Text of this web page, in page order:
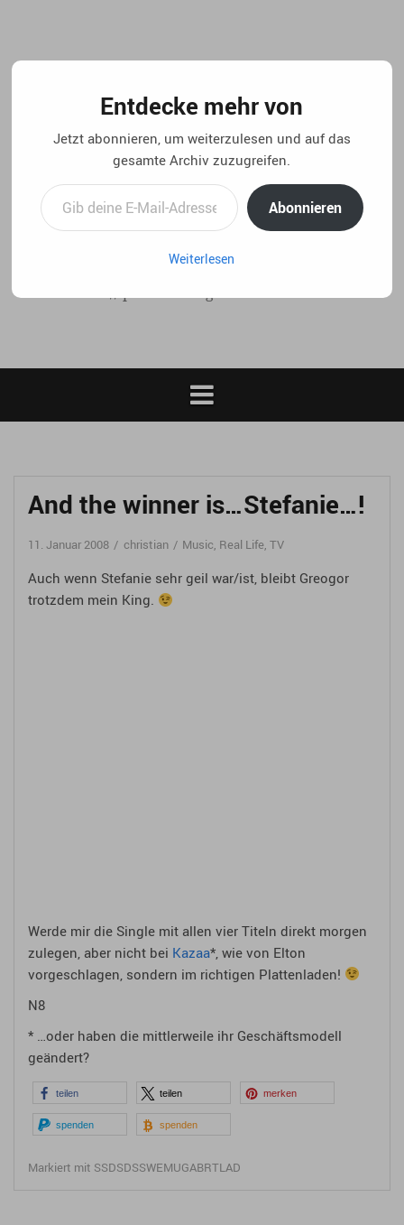
And the winner is…Stefanie…!
11. Januar 2008 christian Music, Real Life, TV
Auch wenn Stefanie sehr geil war/ist, bleibt Greogor
trotzdem mein King.
Werde mir die Single mit allen vier Titeln direkt morgen
zulegen, aber nicht bei Kazaa*, wie von Elton
vorgeschlagen, sondern im richtigen Plattenladen!
N8
* …oder haben die mittlerweile ihr Geschäftsmodell
geändert?
teilen teilen merken
spenden spenden
Markiert mit SSDSDSSWEMUGABRTLAD
Entdecke mehr von
Jetzt abonnieren, um weiterzulesen und auf das
gesamte Archiv zuzugreifen.
Gib deine E-Mail-Adresse ein ...
Abonnieren
Weiterlesen